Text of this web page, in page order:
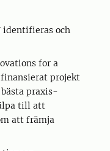
identifieras och
for a
finansierat projekt
praxis-
till att
att främja